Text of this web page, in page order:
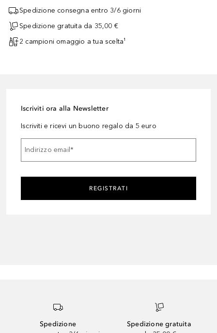
Spedizione consegna entro 3/6 giorni
Spedizione gratuita da 35,00 €
2 campioni omaggio a tua scelta¹
Iscriviti ora alla Newsletter
Iscriviti e ricevi un buono regalo da 5 euro
Indirizzo email*
REGISTRATI
Spedizione
Spedizione gratuita